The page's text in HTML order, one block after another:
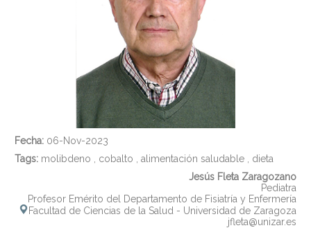
Fecha: 06-Nov-2023
Tags: molibdeno cobalto alimentación saludable
dieta
Jesús Fleta Zaragozano
Pediatra
Profesor Emérito del Departamento de Fisiatría y Enfermería
Facultad de Ciencias de la Salud - Universidad de Zaragoza
jfleta@unizar.es